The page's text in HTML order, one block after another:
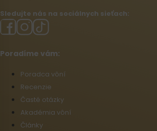
Sledujte nás na sociálnych sieťach:
Poradíme vám:
Poradca vôní
Recenzie
Časté otázky
Akadémia vôní
Články